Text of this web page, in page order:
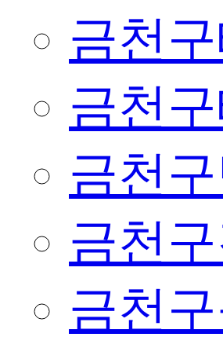
금천
금천
금천
금천
금천